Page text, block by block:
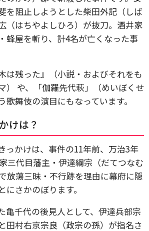
を阻止しようとした柴田外記（しば
（はちやよしひろ）が抜刀。酒井家
蜂屋を斬り、計4名が亡くなった事
は残った』（小説・およびそれをも
） や、「伽羅先代萩」（めいぼくせ
歌舞伎の演目にもなっています。
けは？
っかけは、事件の11年前、万治3年
三代目藩主・伊達綱宗（だてつなむ
放蕩三昧・不行跡を理由に幕府に隠
さかのぼります。
亀千代の後見人として、伊達兵部宗
田村右京宗良（政宗の孫）が指名さ